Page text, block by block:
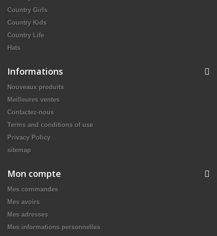
Country Girls
Country Kids
Country Life
Hats
Informations
Nouveaux produits
Meilleures ventes
Contactez-nous
Terms and conditions of use
Privacy Policy
sitemap
Mon compte
Mes commandes
Mes avoirs
Mes adresses
Mes informations personnelles